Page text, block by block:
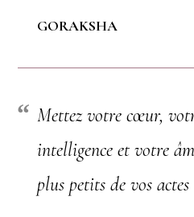
GORAKSHA
Mettez votre cœur,
intelligence et votre
plus petits de vos actes